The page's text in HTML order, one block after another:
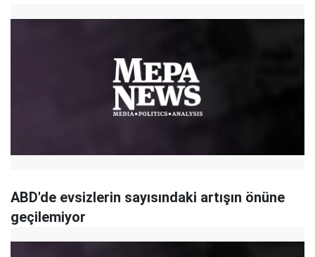
ABD'de evsizlerin sayısındaki artışın önüne
geçilemiyor